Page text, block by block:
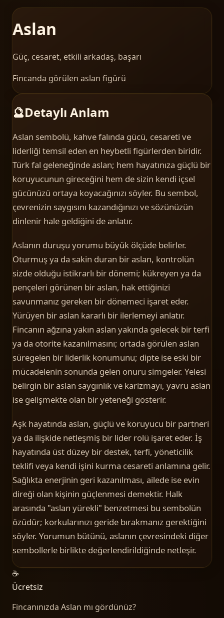
Aslan
Güç, cesaret, etkili arkadaş, başarı
Fincanda görülen aslan figürü
🔮Detaylı Anlam
Aslan sembolü, kahve falında gücü, cesareti ve
liderliği temsil eden en heybetli figürlerden biridir.
Türk fal geleneğinde aslan; hem hayatınıza güçlü bir
koruyucunun gireceğini hem de sizin kendi içsel
gücünüzü ortaya koyacağınızı söyler. Bu sembol,
çevrenizin saygısını kazandığınızı ve sözünüzün
dinlenir hale geldiğini de anlatır.
Aslanın duruşu yorumu büyük ölçüde belirler.
Oturmuş ya da sakin duran bir aslan, kontrolün
sizde olduğu istikrarlı bir dönemi; kükreyen ya da
pençeleri görünen bir aslan, hak ettiğinizi
savunmanız gereken bir dönemeci işaret eder.
Yürüyen bir aslan kararlı bir ilerlemeyi anlatır.
Fincanın ağzına yakın aslan yakında gelecek bir terfi
ya da otorite kazanılmasını; ortada görülen aslan
süregelen bir liderlik konumunu; dipte ise eski bir
mücadelenin sonunda gelen onuru simgeler. Yelesi
belirgin bir aslan saygınlık ve karizmayı, yavru aslan
ise gelişmekte olan bir yeteneği gösterir.
Aşk hayatında aslan, güçlü ve koruyucu bir partneri
ya da ilişkide netleşmiş bir lider rolü işaret eder. İş
hayatında üst düzey bir destek, terfi, yöneticilik
teklifi veya kendi işini kurma cesareti anlamına gelir.
Sağlıkta enerjinin geri kazanılması, ailede ise evin
direği olan kişinin güçlenmesi demektir. Halk
arasında "aslan yürekli" benzetmesi bu sembolün
özüdür; korkularınızı geride bırakmanız gerektiğini
söyler. Yorumun bütünü, aslanın çevresindeki diğer
sembollerle birlikte değerlendirildiğinde netleşir.
☕
Ücretsiz
Fincanınızda Aslan mı gördünüz?